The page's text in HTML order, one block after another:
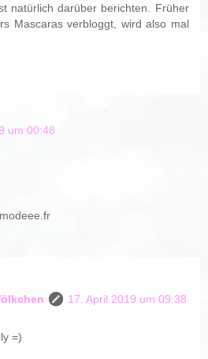
natürlich darüber berichten. Früher
Mascaras verbloggt, wird also mal
um 00:48
17. April 2019 um 09:38
=)